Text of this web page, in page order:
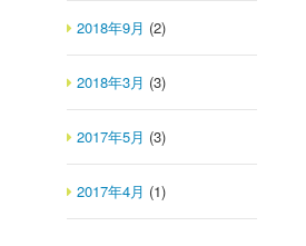
2018年9月 (2)
2018年3月 (3)
2017年5月 (3)
2017年4月 (1)